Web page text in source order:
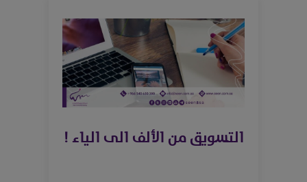
التسويق من الألف الى الياء !